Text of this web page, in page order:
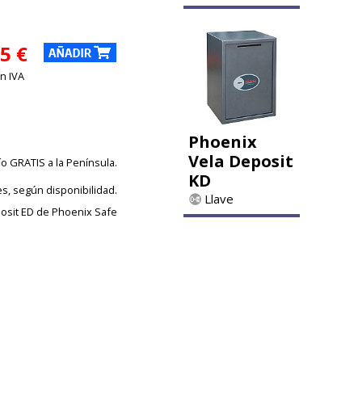
€
IVA
GRATIS a la Península.
según disponibilidad.
ED de Phoenix Safe
Phoenix
Vela Deposit
KD
Llave